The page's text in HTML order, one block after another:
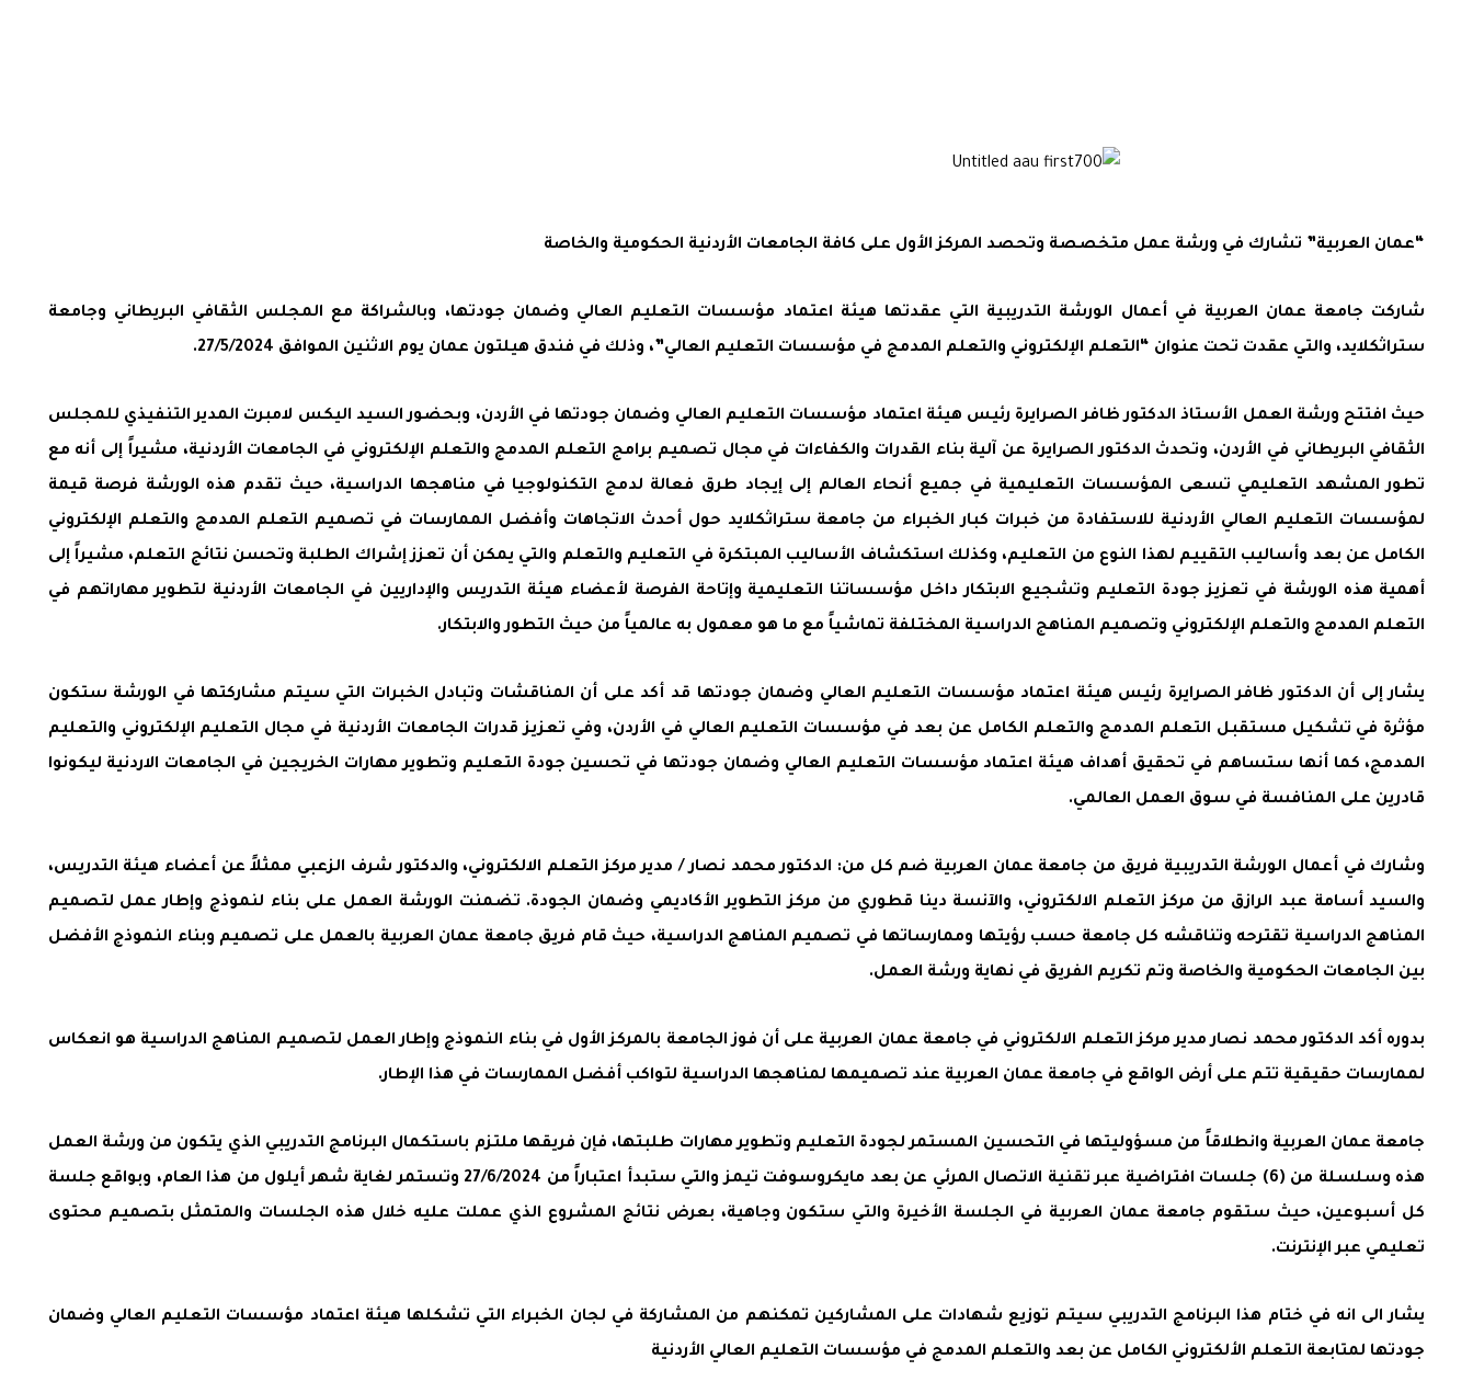
“عمان العربية” تشارك في ورشة عمل متخصصة وتحصد المركز الأول على كافة الجامعات الأردنية الحكومية والخاصة
شاركت جامعة عمان العربية في أعمال الورشة التدريبية التي عقدتها هيئة اعتماد مؤسسات التعليم العالي وضمان جودتها، وبالشراكة مع المجلس الثقافي البريطاني وجامعة
ستراثكلايد، والتي عقدت تحت عنوان “التعلم الإلكتروني والتعلم المدمج في مؤسسات التعليم العالي”، وذلك في فندق هيلتون عمان يوم الاثنين الموافق 27/5/2024.
حيث افتتح ورشة العمل الأستاذ الدكتور ظافر الصرايرة رئيس هيئة اعتماد مؤسسات التعليم العالي وضمان جودتها في الأردن، وبحضور السيد اليكس لامبرت المدير التنفيذي للمجلس
الثقافي البريطاني في الأردن، وتحدث الدكتور الصرايرة عن آلية بناء القدرات والكفاءات في مجال تصميم برامج التعلم المدمج والتعلم الإلكتروني في الجامعات الأردنية، مشيراً إلى أنه مع
تطور المشهد التعليمي تسعى المؤسسات التعليمية في جميع أنحاء العالم إلى إيجاد طرق فعالة لدمج التكنولوجيا في مناهجها الدراسية، حيث تقدم هذه الورشة فرصة قيمة
لمؤسسات التعليم العالي الأردنية للاستفادة من خبرات كبار الخبراء من جامعة ستراثكلايد حول أحدث الاتجاهات وأفضل الممارسات في تصميم التعلم المدمج والتعلم الإلكتروني
الكامل عن بعد وأساليب التقييم لهذا النوع من التعليم، وكذلك استكشاف الأساليب المبتكرة في التعليم والتعلم والتي يمكن أن تعزز إشراك الطلبة وتحسن نتائج التعلم، مشيراً إلى
أهمية هذه الورشة في تعزيز جودة التعليم وتشجيع الابتكار داخل مؤسساتنا التعليمية وإتاحة الفرصة لأعضاء هيئة التدريس والإداريين في الجامعات الأردنية لتطوير مهاراتهم في
التعلم المدمج والتعلم الإلكتروني وتصميم المناهج الدراسية المختلفة تماشياً مع ما هو معمول به عالمياً من حيث التطور والابتكار.
يشار إلى أن الدكتور ظافر الصرايرة رئيس هيئة اعتماد مؤسسات التعليم العالي وضمان جودتها قد أكد على أن المناقشات وتبادل الخبرات التي سيتم مشاركتها في الورشة ستكون
مؤثرة في تشكيل مستقبل التعلم المدمج والتعلم الكامل عن بعد في مؤسسات التعليم العالي في الأردن، وفي تعزيز قدرات الجامعات الأردنية في مجال التعليم الإلكتروني والتعليم
المدمج، كما أنها ستساهم في تحقيق أهداف هيئة اعتماد مؤسسات التعليم العالي وضمان جودتها في تحسين جودة التعليم وتطوير مهارات الخريجين في الجامعات الاردنية ليكونوا
قادرين على المنافسة في سوق العمل العالمي.
وشارك في أعمال الورشة التدريبية فريق من جامعة عمان العربية ضم كل من: الدكتور محمد نصار / مدير مركز التعلم الالكتروني، والدكتور شرف الزعبي ممثلاً عن أعضاء هيئة التدريس،
والسيد أسامة عبد الرازق من مركز التعلم الالكتروني، والآنسة دينا قطوري من مركز التطوير الأكاديمي وضمان الجودة. تضمنت الورشة العمل على بناء لنموذج وإطار عمل لتصميم
المناهج الدراسية تقترحه وتناقشه كل جامعة حسب رؤيتها وممارساتها في تصميم المناهج الدراسية، حيث قام فريق جامعة عمان العربية بالعمل على تصميم وبناء النموذج الأفضل
بين الجامعات الحكومية والخاصة وتم تكريم الفريق في نهاية ورشة العمل.
بدوره أكد الدكتور محمد نصار مدير مركز التعلم الالكتروني في جامعة عمان العربية على أن فوز الجامعة بالمركز الأول في بناء النموذج وإطار العمل لتصميم المناهج الدراسية هو انعكاس
لممارسات حقيقية تتم على أرض الواقع في جامعة عمان العربية عند تصميمها لمناهجها الدراسية لتواكب أفضل الممارسات في هذا الإطار.
جامعة عمان العربية وانطلاقاً من مسؤوليتها في التحسين المستمر لجودة التعليم وتطوير مهارات طلبتها، فإن فريقها ملتزم باستكمال البرنامج التدريبي الذي يتكون من ورشة العمل
هذه وسلسلة من (6) جلسات افتراضية عبر تقنية الاتصال المرئي عن بعد مايكروسوفت تيمز والتي ستبدأ اعتباراً من 27/6/2024 وتستمر لغاية شهر أيلول من هذا العام، وبواقع جلسة
كل أسبوعين، حيث ستقوم جامعة عمان العربية في الجلسة الأخيرة والتي ستكون وجاهية، بعرض نتائج المشروع الذي عملت عليه خلال هذه الجلسات والمتمثل بتصميم محتوى
تعليمي عبر الإنترنت.
يشار الى انه في ختام هذا البرنامج التدريبي سيتم توزيع شهادات على المشاركين تمكنهم من المشاركة في لجان الخبراء التي تشكلها هيئة اعتماد مؤسسات التعليم العالي وضمان
جودتها لمتابعة التعلم الألكتروني الكامل عن بعد والتعلم المدمج في مؤسسات التعليم العالي الأردنية